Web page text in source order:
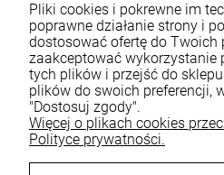
Pliki cookies i pokrewne im
poprawne działanie strony i
dostosować ofertę do Twoich
zaakceptować wykorzystanie
tych plików i przejść do
plików do swoich preferencji,
"Dostosuj zgody".
Więcej o plikach cookies
Polityce prywatności.